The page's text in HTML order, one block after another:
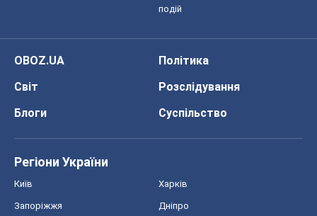
подій
OBOZ.UA
Політика
Світ
Розслідування
Блоги
Суспільство
Регіони України
Київ Харків
Запоріжжя Дніпро